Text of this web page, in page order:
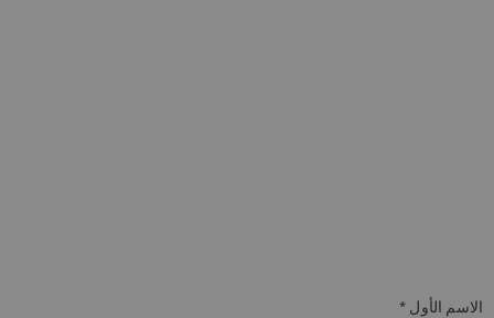
الاسم الأول *